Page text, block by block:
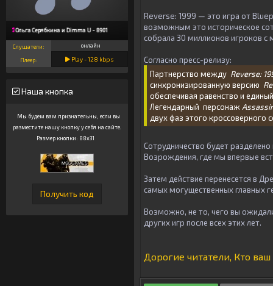
Ольга Серябкина и Dimma U - 8901
Слушатели: онлайн
Плеер: Play -128 kbps
Наша кнопка
Мы будем вам признательны, если вы
разместите нашу кнопку у себя на сайте.
Размер кнопки: 88x31
Reverse: 1999 — это игра от
возможным это историческое
собрала 30 миллионов игроков
Согласно пресс-релизу:
Партнерство между Reverse:
синхронизированную версию
обеспечивая равенство и
Легендарный персонаж
двух фаз этого кроссоверного
Сотрудничество будет
Возрождения, где мы впервые
Затем действие перенесется в
самых могущественных главных
Возможно, не то, чего вы
других игр после всех этих лет.
Дорогие читатели, Кто